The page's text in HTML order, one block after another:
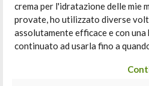
crema per l'idratazione delle mie
provate, ho utilizzato diverse
assolutamente efficace e con
continuato ad usarla fino a